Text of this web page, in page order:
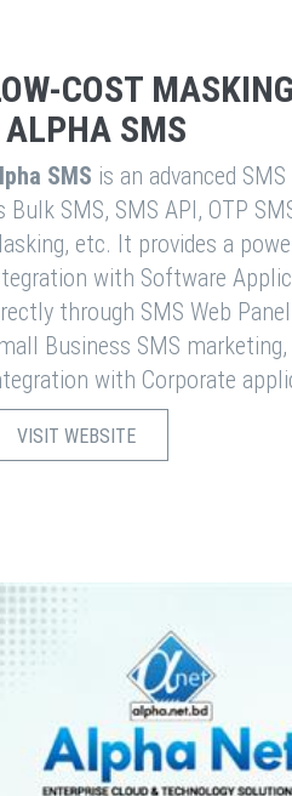
COST
SMS
SMS is an advanced
Bulk SMS, SMS API, OTP
etc. It provides a
with Software
through SMS Web
Business SMS marketing,
with Corporate
VISIT WEBSITE